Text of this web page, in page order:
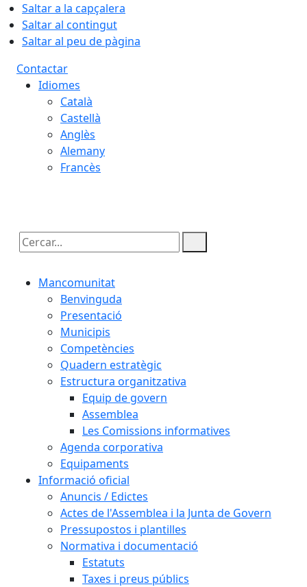
Saltar a la capçalera
Saltar al contingut
Saltar al peu de pàgina
Contactar
Idiomes
Català
Castellà
Anglès
Alemany
Francès
Cercar:
Mancomunitat
Benvinguda
Presentació
Municipis
Competències
Quadern estratègic
Estructura organitzativa
Equip de govern
Assemblea
Les Comissions informatives
Agenda corporativa
Equipaments
Informació oficial
Anuncis / Edictes
Actes de l'Assemblea i la Junta de Govern
Pressupostos i plantilles
Normativa i documentació
Estatuts
Taxes i preus públics